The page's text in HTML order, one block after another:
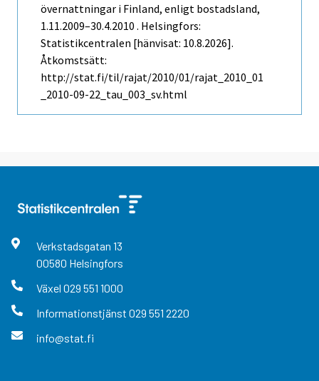
övernattningar i Finland, enligt bostadsland,
1.11.2009–30.4.2010 . Helsingfors:
Statistikcentralen [hänvisat: 10.8.2026].
Åtkomstsätt:
http://stat.fi/til/rajat/2010/01/rajat_2010_01
_2010-09-22_tau_003_sv.html
Verkstadsgatan 13
00580 Helsingfors
Växel 029 551 1000
Informationstjänst 029 551 2220
info@stat.fi